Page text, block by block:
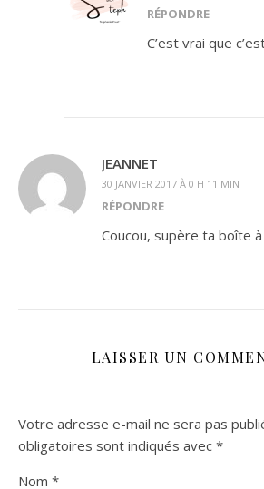
RÉPONDRE
C’est vrai que
JEANNET
30 JANVIER 2017 À 0 H 11 MIN
RÉPONDRE
Coucou, supère ta boîte à
LAISSER UN
Votre adresse e-mail ne sera pas
obligatoires sont indiqués avec *
Nom *